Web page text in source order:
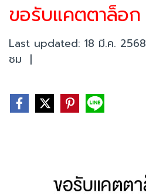
ขอรับแคตตาล็อก
Last updated: 18 มี.ค. 2568
ชม |